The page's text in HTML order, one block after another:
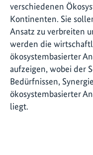
verschiedenen
Kontinenten. Sie
Ansatz zu verbreiten
werden die
ökosystembasierter
aufzeigen, wobei der
Bedürfnissen,
ökosystembasierter
liegt.